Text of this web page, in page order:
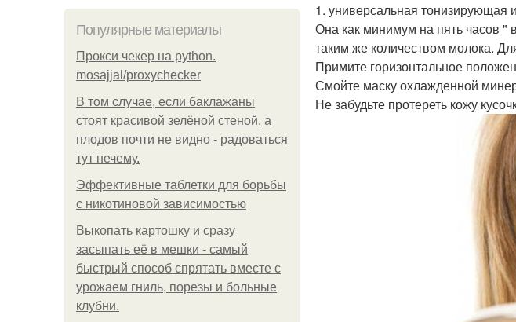
Популярные материалы
Прокси чекер на python.
mosajjal/proxychecker
В том случае, если баклажаны
стоят красивой зелёной стеной, а
плодов почти не видно - радоваться
тут нечему.
Эффективные таблетки для борьбы
с никотиновой зависимостью
Выкопать картошку и сразу
засыпать её в мешки - самый
быстрый способ спрятать вместе с
урожаем гниль, порезы и больные
клубни.
1. универсальная тонизирующая
Она как минимум на пять часов
таким же количеством молока.
Примите горизонтальное
Смойте маску охлажденной
Не забудьте протереть кожу